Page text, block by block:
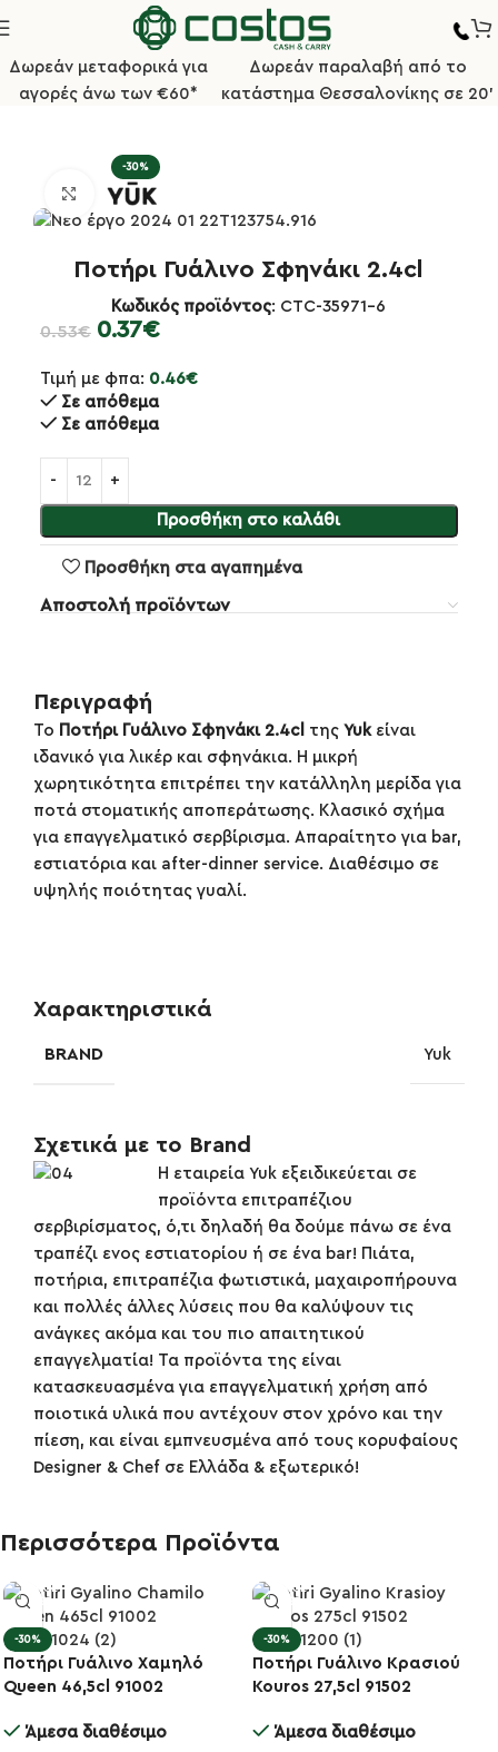
Δωρεάν μεταφορικά για
αγορές άνω των €60*
Δωρεάν παραλαβή από το
κατάστημα Θεσσαλονίκης σε 20'
σελίδα Επαγγελματικά Ποτήρια Ποτήρια Σφηνάκια
-30%
Κλικ για μεγέθυνση
Ποτήρι Γυάλινο Σφηνάκι 2.4cl
Κωδικός προϊόντος: CTC-35971-6
0.53€ 0.37€
Τιμή με φπα: 0.46€
Σε απόθεμα
Σε απόθεμα
Προσθήκη στο καλάθι
Προσθήκη στα αγαπημένα
Αποστολή προϊόντων
Περιγραφή
Το Ποτήρι Γυάλινο Σφηνάκι 2.4cl της Yukείναι
ιδανικό για λικέρ και σφηνάκια. Η μικρή
χωρητικότητα επιτρέπει την κατάλληλη μερίδα για
ποτά στοματικής αποπεράτωσης. Κλασικό σχήμα
για επαγγελματικό σερβίρισμα. Απαραίτητο για bar,
εστιατόρια και after-dinner service. Διαθέσιμο σε
υψηλής ποιότητας γυαλί.
Χαρακτηριστικά
BRAND Yuk
Σχετικά με το Brand
Η εταιρεία Yuk εξειδικεύεται σε
προϊόντα επιτραπέζιου
σερβιρίσματος, ό,τι δηλαδή θα δούμε πάνω σε ένα
τραπέζι ενος εστιατορίου ή σε ένα bar! Πιάτα,
ποτήρια, επιτραπέζια φωτιστικά, μαχαιροπήρουνα
και πολλές άλλες λύσεις που θα καλύψουν τις
ανάγκες ακόμα και του πιο απαιτητικού
επαγγελματία! Τα προϊόντα της είναι
κατασκευασμένα για επαγγελματική χρήση από
ποιοτικά υλικά που αντέχουν στον χρόνο και την
πίεση, και είναι εμπνευσμένα από τους κορυφαίους
Designer & Chef σε Ελλάδα & εξωτερικό!
Περισσότερα Προϊόντα
-30%
Ποτήρι Γυάλινο Χαμηλό
Queen 46,5cl 91002
Άμεσα διαθέσιμο
-30%
Ποτήρι Γυάλινο Κρασιού
Kouros 27,5cl 91502
Άμεσα διαθέσιμο